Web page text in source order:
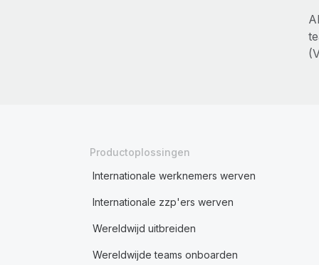
Productoplossingen
Internationale werknemers werven
Internationale zzp'ers werven
Wereldwijd uitbreiden
Wereldwijde teams onboarden